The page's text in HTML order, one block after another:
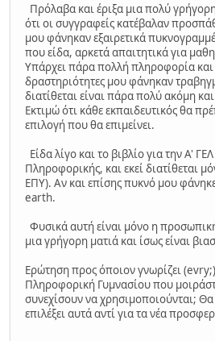
Πρόλαβα και έριξα μια πολύ
ότι οι συγγραφείς κατέβαλαν
μου φάνηκαν εξαιρετικά
που είδα, αρκετά απαιτητικά για
Υπάρχει πάρα πολλή πληροφορία και
δραστηριότητες μου φάνηκαν
διατίθεται είναι πάρα πολύ ακόμη
Εκτιμώ ότι κάθε εκπαιδευτικός θα
επιλογή που θα επιμείνει.
Είδα λίγο και το βιβλίο για την Α'
Πληροφορικής, και εκεί διατίθεται
ΕΠΥ). Αν και επίσης πυκνό μου
earth.
Φυσικά αυτή είναι μόνο η
μια γρήγορη ματιά και ίσως είναι
Ερώτηση προς όποιον γνωρίζει
Πληροφορική Γυμνασίου που
συνεχίσουν να χρησιμοποιούνται;
επιλέξει αυτά αντί για τα νέα